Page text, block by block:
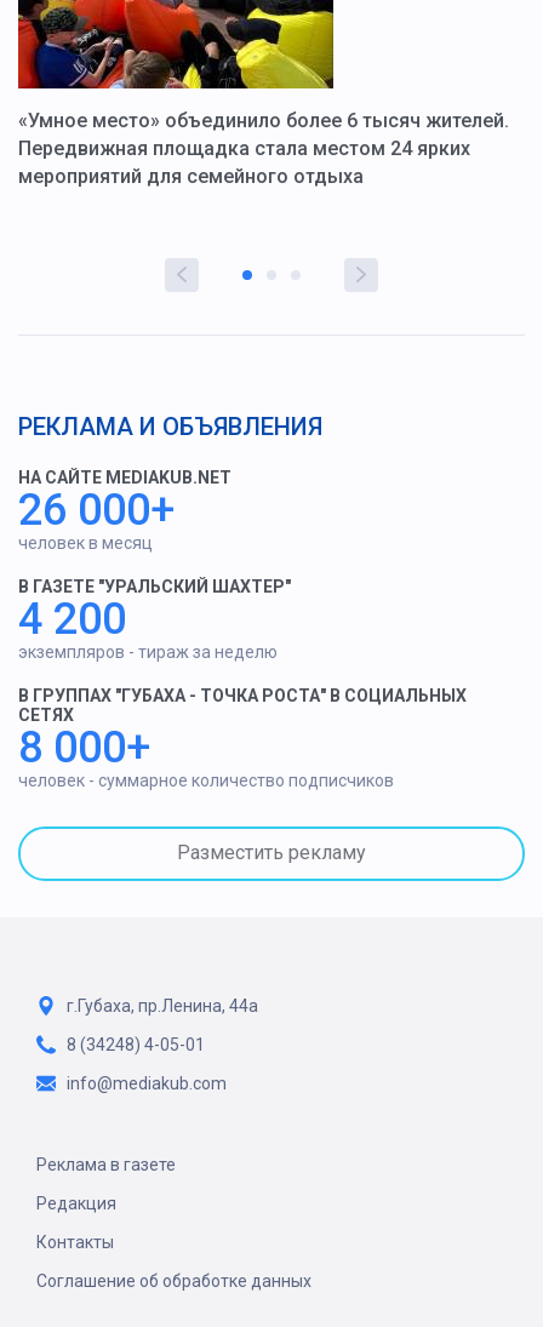
«Умное место» объединило более 6 тысяч жителей.
Передвижная площадка стала местом 24 ярких
мероприятий для семейного отдыха
РЕКЛАМА И ОБЪЯВЛЕНИЯ
НА САЙТЕ MEDIAKUB.NET
26 000+
человек в месяц
В ГАЗЕТЕ "УРАЛЬСКИЙ ШАХТЕР"
4 200
экземпляров - тираж за неделю
В ГРУППАХ "ГУБАХА - ТОЧКА РОСТА" В СОЦИАЛЬНЫХ
СЕТЯХ
8 000+
человек - суммарное количество подписчиков
Разместить рекламу
г.Губаха, пр.Ленина, 44а
8 (34248) 4-05-01
info@mediakub.com
Реклама в газете
Редакция
Контакты
Соглашение об обработке данных